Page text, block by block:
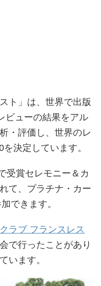
ト」は、世界で出版
ビューの結果をアル
・評価し、世界のレ
決定しています。
受賞セレモニー＆カ
て、プラチナ・カー
できます。
ラブ フランスレス
で行ったことがあり
います。